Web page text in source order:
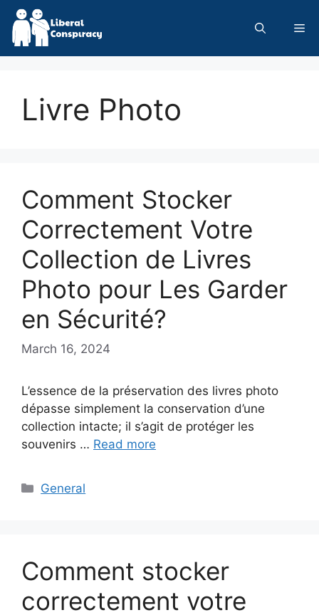
Skip
content
Livre Photo
Comment Stocker
Correctement Votre
Collection de Livres
Photo pour Les Garder
en Sécurité?
March 16, 2024
L’essence de la préservation des livres photo
dépasse simplement la conservation d’une
collection intacte; il s’agit de protéger les
souvenirs … Read more
Categories
General
Comment stocker
correctement votre